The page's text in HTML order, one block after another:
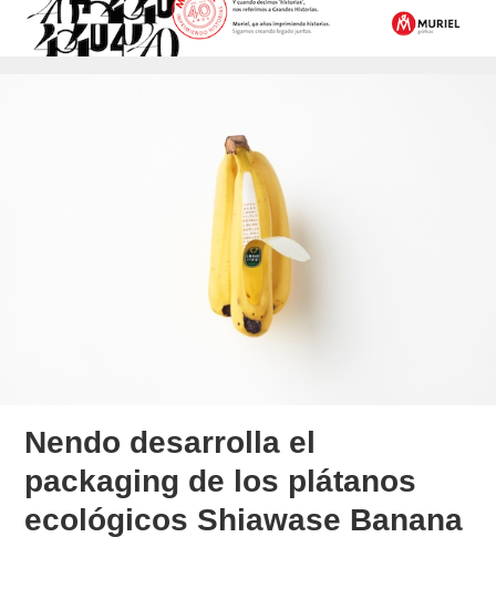
Nendo desarrolla el
packaging de los plátanos
ecológicos Shiawase Banana